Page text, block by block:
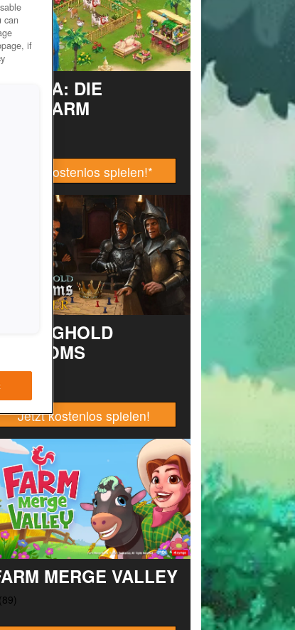
TAONGA: DIE
INSELFARM
Jetzt kostenlos spielen!*
STRONGHOLD
KINGDOMS
Jetzt kostenlos spielen!
MERGE VALLEY
can
if